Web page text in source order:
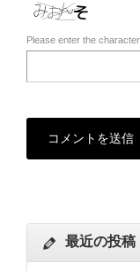
Please enter the
最近の投稿